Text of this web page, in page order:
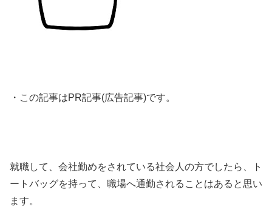
・この記事はPR記事(広告記事)です。
就職して、会社勤めをされている社会人の方でしたら、ト
ートバッグを持って、職場へ通勤されることはあると思い
ます。